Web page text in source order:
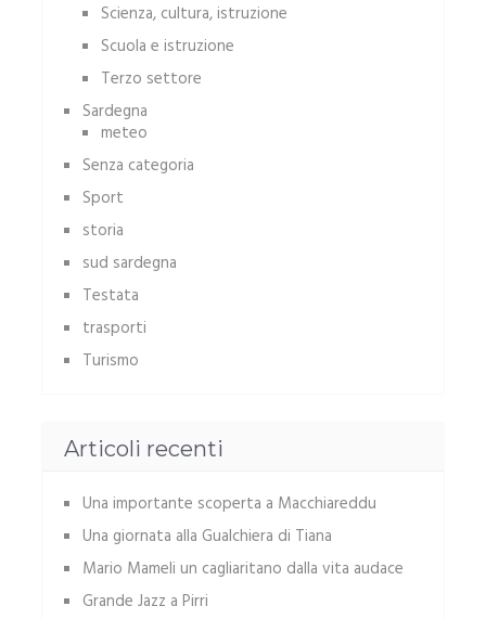
Scienza, cultura, istruzione
Scuola e istruzione
Terzo settore
Sardegna
meteo
Senza categoria
Sport
storia
sud sardegna
Testata
trasporti
Turismo
Articoli recenti
Una importante scoperta a Macchiareddu
Una giornata alla Gualchiera di Tiana
Mario Mameli un cagliaritano dalla vita audace
Grande Jazz a Pirri